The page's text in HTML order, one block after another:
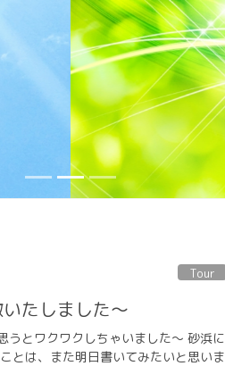
Tour
たしました〜
うとワクワクしちゃいました〜 砂浜に
とは、また明日書いてみたいと思いま